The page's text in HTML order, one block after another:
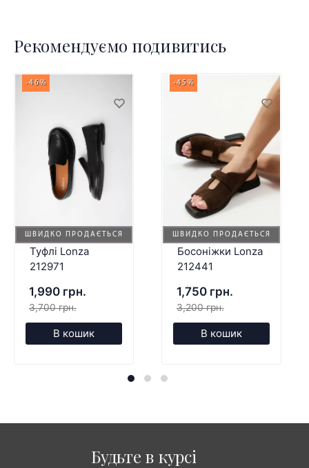
Рекомендуємо подивитись
ШВИДКО ПРОДАЄТЬСЯ
-46%
Туфлі Lonza
212971
1,990 грн.
3,700 грн.
В кошик
ШВИДКО ПРОДАЄТЬСЯ
-45%
Босоніжки Lonza
212441
1,750 грн.
3,200 грн.
В кошик
Будьте в курсі